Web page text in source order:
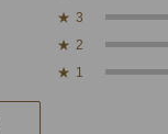
★ 3
★ 2
★ 1